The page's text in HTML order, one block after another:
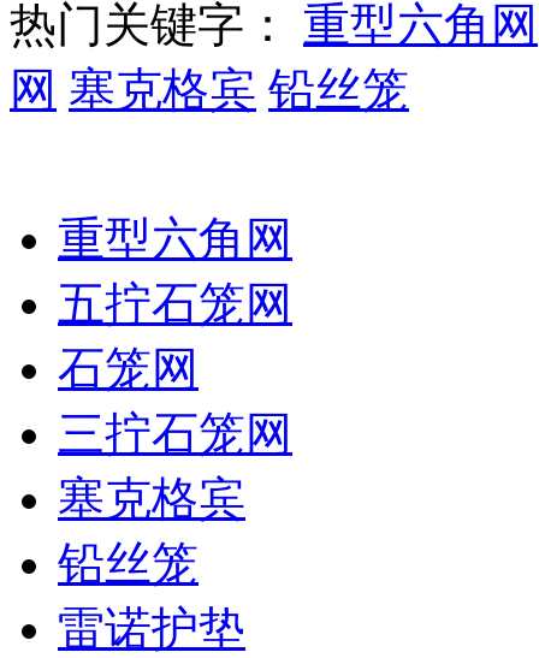
热门关键字： 重型六角网
网 塞克格宾 铅丝笼
重型六角网
五拧石笼网
石笼网
三拧石笼网
塞克格宾
铅丝笼
雷诺护垫